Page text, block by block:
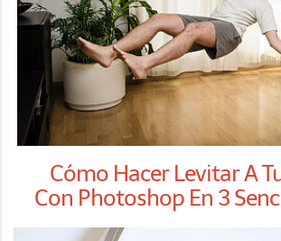
Cómo Hacer Levitar A
Con Photoshop En 3